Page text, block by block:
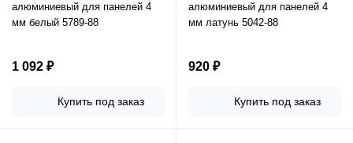
алюминиевый для панелей 4
мм белый 5789-88
1 092 ₽
Купить под заказ
алюминиевый для панелей 4
мм латунь 5042-88
920 ₽
Купить под заказ